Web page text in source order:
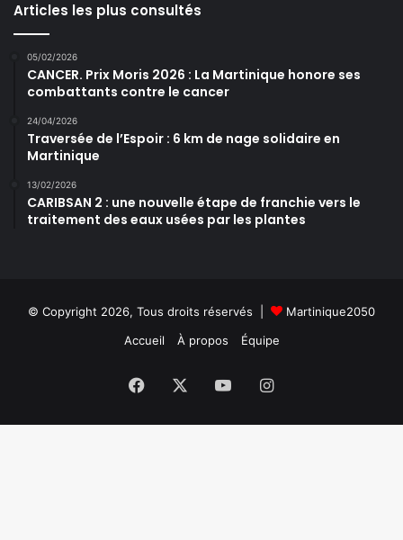
Articles les plus consultés
05/02/2026
CANCER. Prix Moris 2026 : La Martinique honore ses
combattants contre le cancer
24/04/2026
Traversée de l’Espoir : 6 km de nage solidaire en
Martinique
13/02/2026
CARIBSAN 2 : une nouvelle étape de franchie vers le
traitement des eaux usées par les plantes
© Copyright 2026, Tous droits réservés |
Martinique2050
Accueil
À propos Équipe